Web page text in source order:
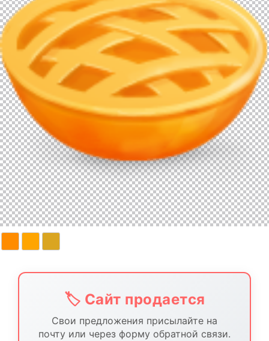
🏷️ Сайт продается
Свои предложения присылайте на
почту или через форму обратной связи.